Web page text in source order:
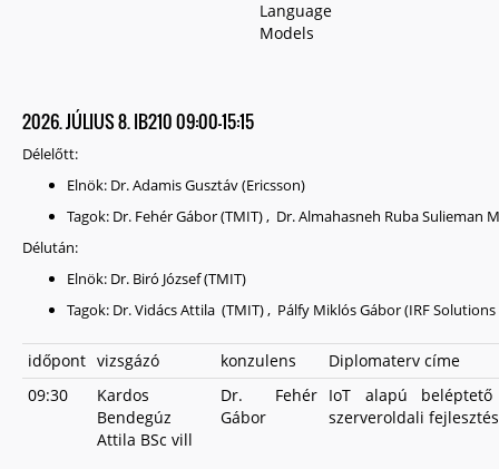
Language
Models
2026. JÚLIUS 8. IB210 09:00-15:15
Délelőtt:
Elnök: Dr. Adamis Gusztáv (Ericsson)
Tagok: Dr. Fehér Gábor (TMIT) , Dr. Almahasneh Ruba Sulieman
Délután:
Elnök: Dr. Biró József (TMIT)
Tagok: Dr. Vidács Attila (TMIT) , Pálfy Miklós Gábor (IRF Solutions
időpont vizsgázó konzulens
Diplomaterv címe
09:30
Kardos
Bendegúz
Attila BSc vill
Dr. Fehér
Gábor
IoT alapú beléptető
szerveroldali